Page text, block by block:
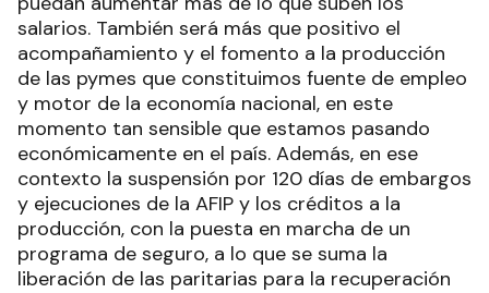
salarios. También será más que positivo el
acompañamiento y el fomento a la producción
de las pymes que constituimos fuente de empleo
y motor de la economía nacional, en este
momento tan sensible que estamos pasando
económicamente en el país. Además, en ese
contexto la suspensión por 120 días de embargos
y ejecuciones de la AFIP y los créditos a la
producción, con la puesta en marcha de un
programa de seguro, a lo que se suma la
liberación de las paritarias para la recuperación